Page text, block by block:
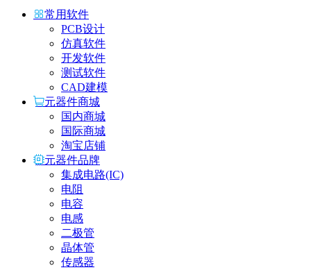
常用软件
PCB设计
仿真软件
开发软件
测试软件
CAD建模
元器件商城
国内商城
国际商城
淘宝店铺
元器件品牌
集成电路(IC)
电阻
电容
电感
二极管
晶体管
传感器